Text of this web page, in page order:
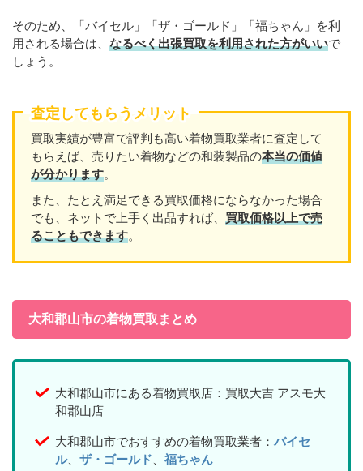
そのため、「バイセル」「ザ・ゴールド」「福ちゃん」を利
用される場合は、 なるべく出張買取を利用された方がいいで
しょう。
査定してもらうメリット
買取実績が豊富で評判も高い着物買取業者に査定して
もらえば、売りたい着物などの和装製品の本当の価値
が分かります。
また、たとえ満足できる買取価格にならなかった場合
でも、ネットで上手く出品すれば、 買取価格以上で売
ることもできます。
大和郡山市の着物買取まとめ
大和郡山市にある着物買取店：買取大吉 アスモ大
和郡山店
大和郡山市でおすすめの着物買取業者： バイセ
ル、 ザ・ゴールド
福ちゃん